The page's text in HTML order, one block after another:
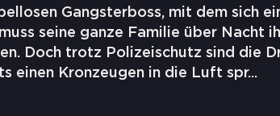
Gangsterboss, mit dem sich
seine ganze Familie über Nacht
Doch trotz Polizeischutz sind die
einen Kronzeugen in die Luft spr...